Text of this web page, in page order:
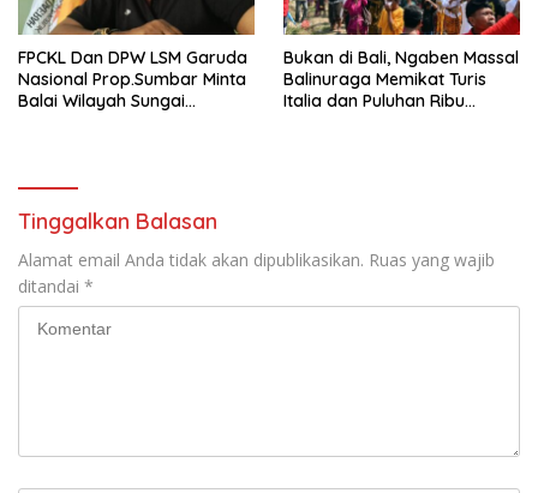
FPCKL Dan DPW LSM Garuda
Nasional Prop.Sumbar Minta
Balai Wilayah Sungai
Bukan di Bali, Ngaben Massal
Balinuraga Memikat Turis
Italia dan Puluhan Ribu
Tinggalkan Balasan
Alamat email Anda tidak akan dipublikasikan. Ruas yang wajib
ditandai *